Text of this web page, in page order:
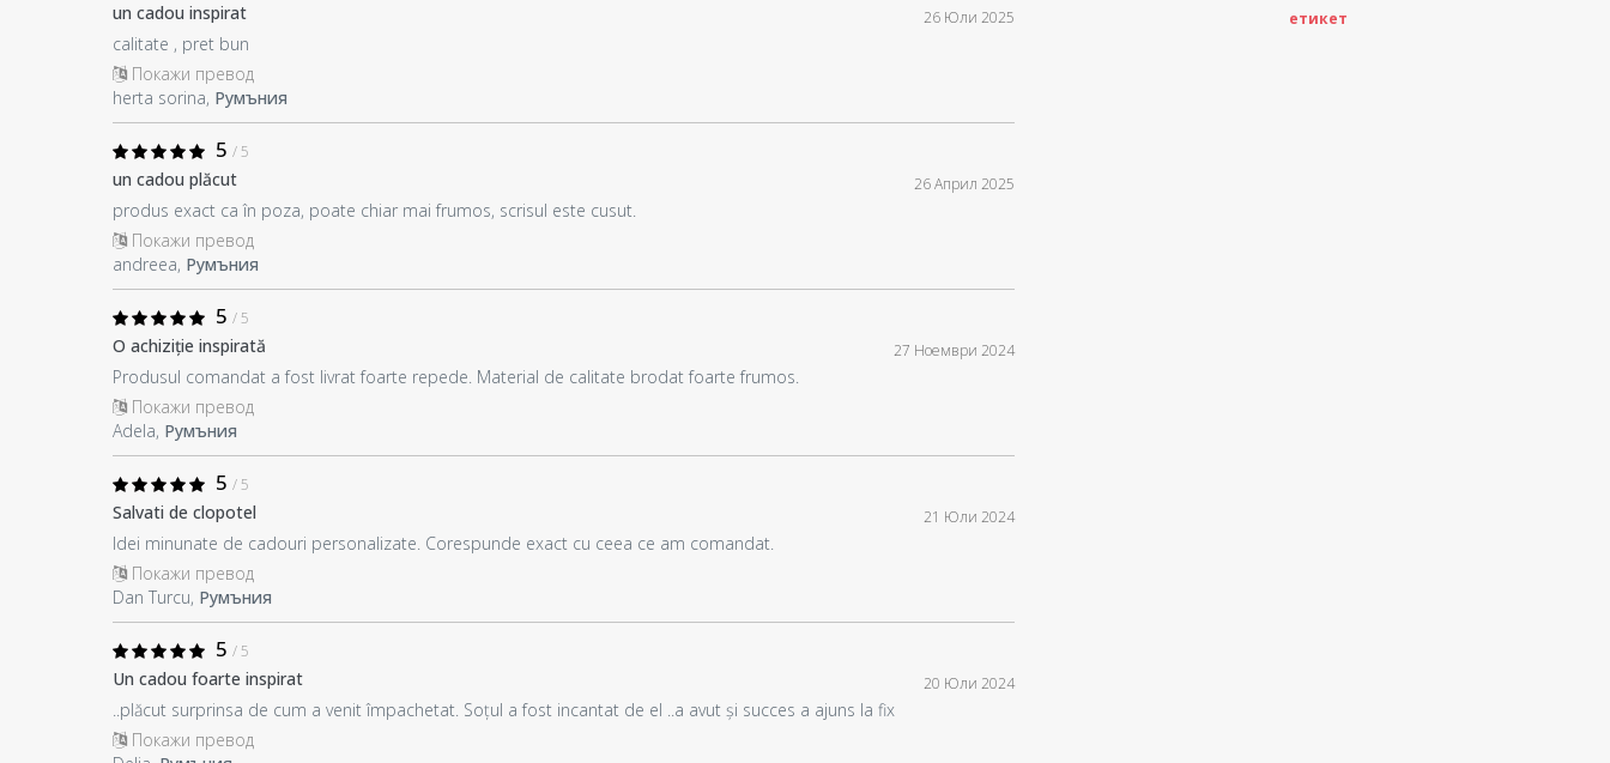
етикет
un cadou inspirat 26 Юли 2025
calitate , pret bun
Покажи превод
herta sorina, Румъния
5 / 5
un cadou plăcut 26 Април 2025
produs exact ca în poza, poate chiar mai frumos, scrisul este cusut.
Покажи превод
andreea, Румъния
5 / 5
O achiziție inspirată 27 Ноември 2024
Produsul comandat a fost livrat foarte repede. Material de calitate brodat foarte frumos.
Покажи превод
Adela, Румъния
5 / 5
Salvati de clopotel 21 Юли 2024
Idei minunate de cadouri personalizate. Corespunde exact cu ceea ce am comandat.
Покажи превод
Dan Turcu, Румъния
5 / 5
Un cadou foarte inspirat 20 Юли 2024
..plăcut surprinsa de cum a venit împachetat. Soțul a fost incantat de el ..a avut și succes a ajuns la fix
Покажи превод